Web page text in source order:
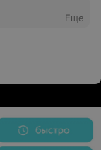
музыка
Еще